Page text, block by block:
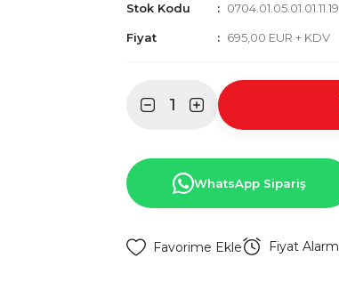
Stok Kodu
Fiyat 695,00 EUR + KDV
WhatsApp Sipariş
Fiyat